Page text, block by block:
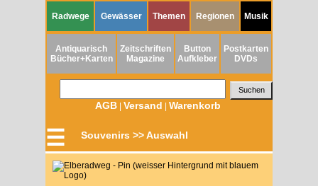
Radwege Gewässer Themen Regionen Musik
Antiquarisch
Bücher+Karten
Zeitschriften
Magazine
Button
Aufkleber
Postkarten
DVDs
AGB | Versand | Warenkorb
☰ Souvenirs >> Auswahl